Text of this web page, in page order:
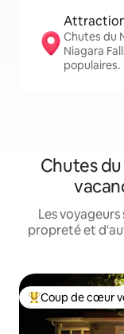
Chutes du
Niagara
populaires.
Chutes
Les
propreté et
Coup de cœur
Coup de cœur